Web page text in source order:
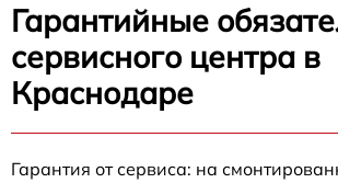
Гарантийные
сервисного центра в
Краснодаре
Гарантия от сервиса: на